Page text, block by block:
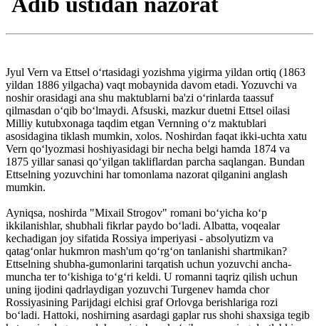
Jyul Vern va Ettsel o‘rtasidagi yozishma yigirma yildan ortiq (1863
yildan 1886 yilgacha) vaqt mobaynida davom etadi. Yozuvchi va
noshir orasidagi ana shu maktublarni ba'zi o‘rinlarda taassuf
qilmasdan o‘qib bo‘lmaydi. Afsuski, mazkur duetni Ettsel oilasi
Milliy kutubxonaga taqdim etgan Vernning o‘z maktublari
asosidagina tiklash mumkin, xolos. Noshirdan faqat ikki-uchta xatu
Vern qo‘lyozmasi ho­shiyasidagi bir necha belgi hamda 1874 va
1875 yillar sanasi qo‘yilgan takliflardan parcha saqlangan. Bundan
Ettselning yozuvchini har tomonlama nazorat qilganini anglash
mumkin.
Ayniqsa, noshirda "Mixail Strogov" romani bo‘yicha ko‘p
ikkilanishlar, shubhali fikrlar paydo bo‘ladi. Albatta, voqealar
kechadigan joy sifatida Rossiya imperiyasi - absolyutizm va
qatag‘onlar hukm­ron mash'um qo‘rg‘on tanlanishi shartmikan?
Ettselning shub­ha-gumonlarini tarqatish uchun yozuvchi ancha-
muncha ter to‘kishiga to‘g‘ri keldi. U romanni taqriz qilish uchun
uning ijodini qadrlaydigan yozuvchi Turgenev hamda chor
Rossiyasining Parijdagi elchisi graf Orlovga berishlariga rozi
bo‘ladi. Hattoki, noshirning asardagi gaplar rus shohi shaxsiga tegib